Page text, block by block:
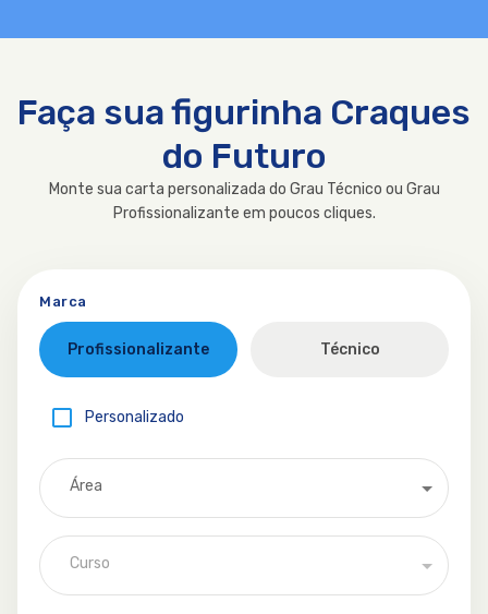
Faça sua figurinha Craques
do Futuro
Monte sua carta personalizada do Grau Técnico ou Grau
Profissionalizante em poucos cliques.
Marca
Profissionalizante Técnico
Personalizado
Área
Curso